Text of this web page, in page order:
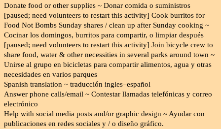
Donate food or other supplies ~ Donar comida o suministros
[paused; need volunteers to restart this activity] Cook burritos for
Food Not Bombs Sunday shares / clean up after Sunday cooking ~
Cocinar los domingos, burritos para compartir, o limpiar después
[paused; need volunteers to restart this activity] Join bicycle crew to
share food, water & other necessities in several parks around town ~
Unirse al grupo en bicicletas para compartir alimentos, agua y otras
necesidades en varios parques
Spanish translation ~ traducción ingles–español
Answer phone calls/email ~ Contestar llamadas telefónicas y correo
electrónico
Help with social media posts and/or graphic design ~ Ayudar con
publicaciones en redes sociales y / o diseño gráfico.